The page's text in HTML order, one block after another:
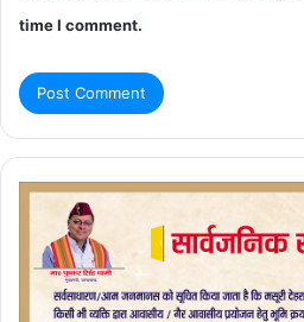
time I comment.